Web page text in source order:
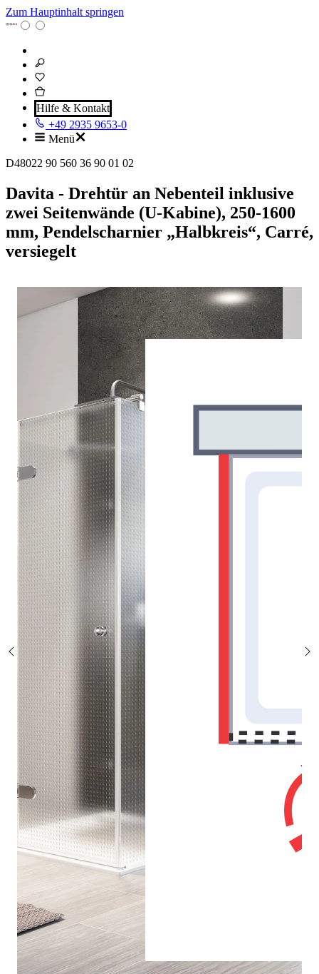
Zum Hauptinhalt springen
Hilfe & Kontakt
+49 2935 9653-0
Menü
D48022 90 560 36 90 01 02
Davita - Drehtür an Nebenteil inklusive
zwei Seitenwände (U-Kabine), 250-1600
mm, Pendelscharnier „Halbkreis“, Carré,
versiegelt